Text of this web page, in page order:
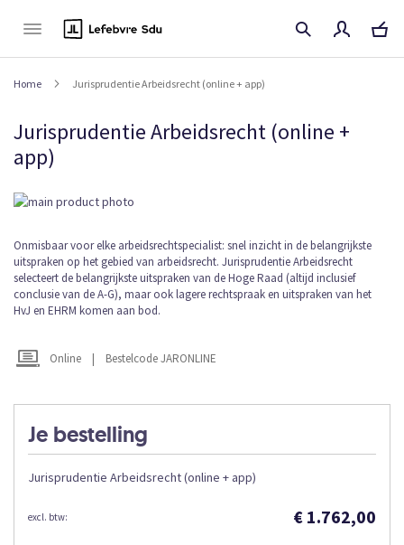
Home Jurisprudentie Arbeidsrecht (online + app)
Jurisprudentie Arbeidsrecht (online +
app)
Je bestelling
Jurisprudentie Arbeidsrecht (online + app)
€ 1.762,00
Ga
het
einde
van
de
afbeeldingen-
Online | Bestelcode JARONLINE
Ga
naar
het
begin
van
afbeeldingen-
gallerij
Onmisbaar voor elke arbeidsrechtspecialist: snel inzicht in de belangrijkste
uitspraken op het gebied van arbeidsrecht. Jurisprudentie Arbeidsrecht
selecteert de belangrijkste uitspraken van de Hoge Raad (altijd inclusief
conclusie van de A-G), maar ook lagere rechtspraak en uitspraken van het
HvJ en EHRM komen aan bod.